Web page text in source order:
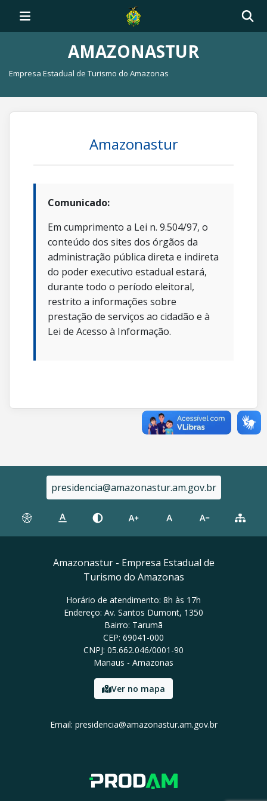
AMAZONASTUR
Empresa Estadual de Turismo do Amazonas
Amazonastur
Comunicado:
Em cumprimento a Lei n. 9.504/97, o
conteúdo dos sites dos órgãos da
administração pública direta e indireta
do poder executivo estadual estará,
durante todo o período eleitoral,
restrito a informações sobre
prestação de serviços ao cidadão e à
Lei de Acesso à Informação.
presidencia@amazonastur.am.gov.br
Amazonastur - Empresa Estadual de
Turismo do Amazonas
Horário de atendimento: 8h às 17h
Endereço: Av. Santos Dumont, 1350
Bairro: Tarumã
CEP: 69041-000
CNPJ: 05.662.046/0001-90
Manaus - Amazonas
Ver no mapa
Email: presidencia@amazonastur.am.gov.br